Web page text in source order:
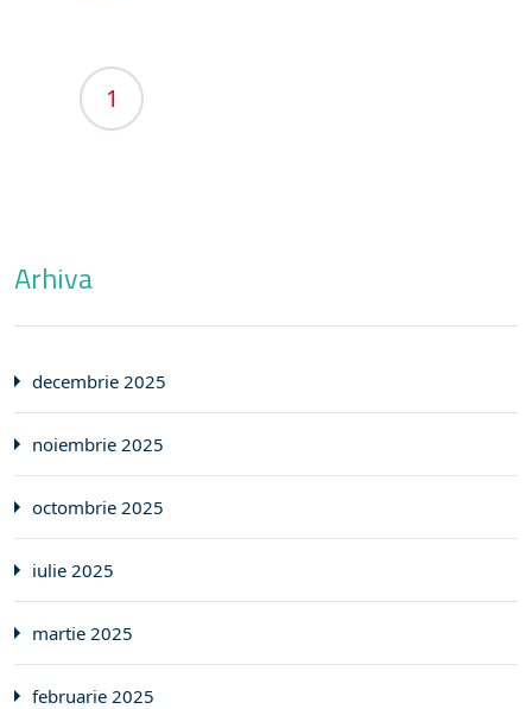
1
Arhiva
decembrie 2025
noiembrie 2025
octombrie 2025
iulie 2025
martie 2025
februarie 2025